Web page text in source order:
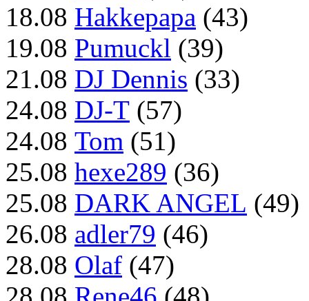
18.08 Hakkepapa (43)
19.08 Pumuckl (39)
21.08 DJ Dennis (33)
24.08 DJ-T (57)
24.08 Tom (51)
25.08 hexe289 (36)
25.08 DARK ANGEL (49)
26.08 adler79 (46)
28.08 Olaf (47)